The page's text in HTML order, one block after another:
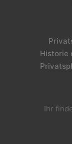
Historie
Ihr